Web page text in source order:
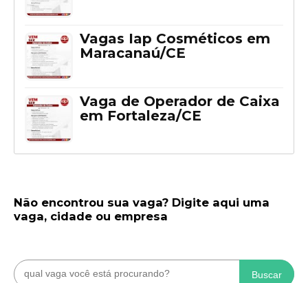
Vagas Iap Cosméticos em
Maracanaú/CE
Vaga de Operador de Caixa
em Fortaleza/CE
Não encontrou sua vaga? Digite aqui uma
vaga, cidade ou empresa
Buscar